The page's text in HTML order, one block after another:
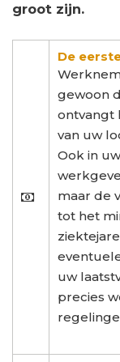
groot zijn.
De
gewoon
ontvangt
van uw
Ook in
maar de
tot het
uw
precies